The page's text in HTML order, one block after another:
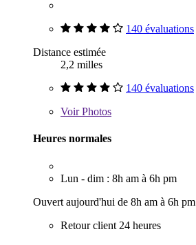
140 évaluations
Distance estimée
2,2 milles
140 évaluations
VoirPhotos
Heures normales
Lun - dim : 8h am à 6h pm
Ouvert aujourd'hui de 8h am à 6h pm
Retour client 24 heures